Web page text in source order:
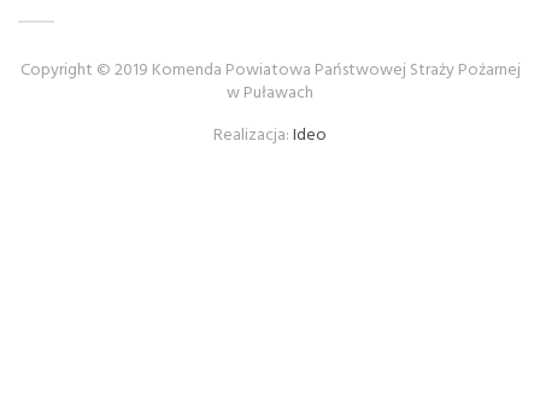
Copyright © 2019 Komenda Powiatowa Państwowej Straży Pożarnej
w Puławach
Realizacja:Ideo